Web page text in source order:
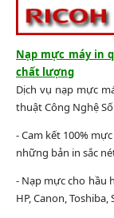
Nạp mực máy in
chất lượng
Dịch vụ nạp mực
thuật Công Nghệ
- Cam kết 100%
những bản in sắc
- Nạp mực cho hầu
HP, Canon, Toshiba,